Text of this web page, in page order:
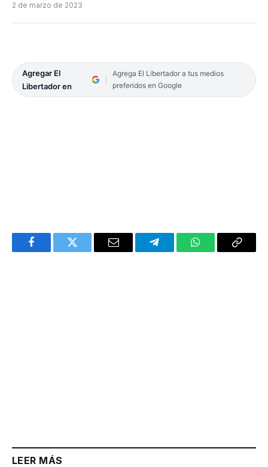
2 de marzo de 2023
Agregar El
Libertador en
Agrega El Libertador a tus medios
preferidos en Google
FacebookTwitter Email TelegramWhatsAppCopy
LEER MÁS